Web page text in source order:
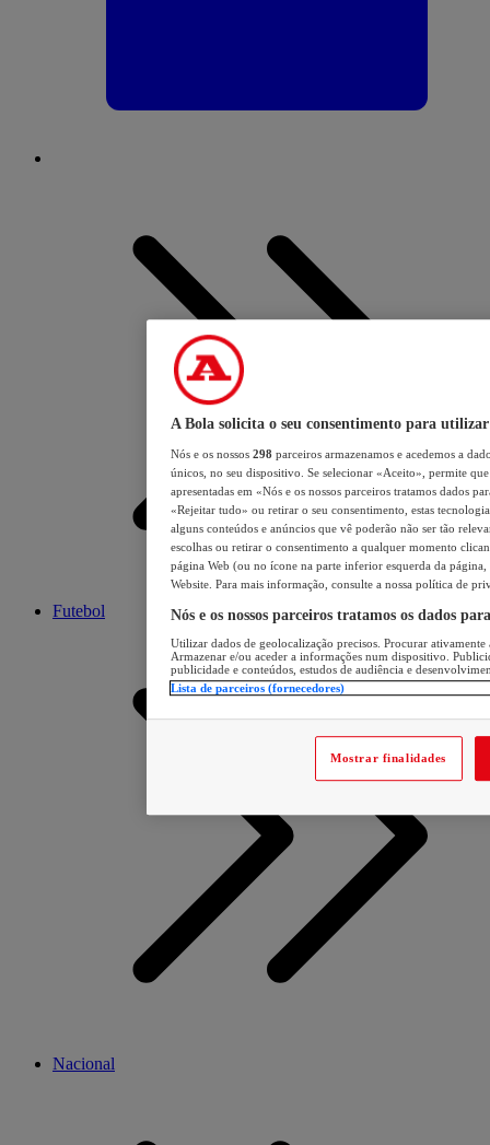
Futebol
Nacional
A Bola solicita o seu consentimento para utilizar
Nós e os nossos 298 parceiros armazenamos e acedemos a
únicos, no seu dispositivo. Se selecionar «Aceito», permite
apresentadas em «Nós e os nossos parceiros tratamos dados
«Rejeitar tudo» ou retirar o seu consentimento, estas
alguns conteúdos e anúncios que vê poderão não ser tão
escolhas ou retirar o consentimento a qualquer momento
página Web (ou no ícone na parte inferior esquerda da página,
Website. Para mais informação, consulte a nossa política de
Nós e os nossos parceiros tratamos os dados
Utilizar dados de geolocalização precisos. Procurar
Armazenar e/ou aceder a informações num dispositivo.
publicidade e conteúdos, estudos de audiência e
Lista de parceiros (fornecedores)
Mostrar finalidades